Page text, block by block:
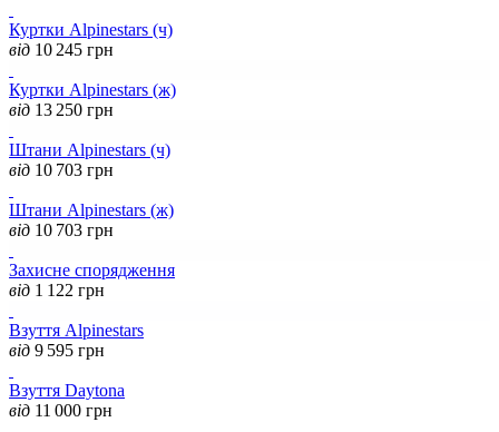
Куртки Alpinestars (ч)
від 10 245 грн
Куртки Alpinestars (ж)
від 13 250 грн
Штани Alpinestars (ч)
від 10 703 грн
Штани Alpinestars (ж)
від 10 703 грн
Захисне спорядження
від 1 122 грн
Взуття Alpinestars
від 9 595 грн
Взуття Daytona
від 11 000 грн